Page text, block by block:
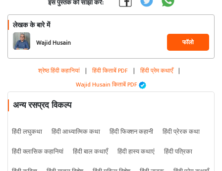
इस पुस्तक को साझा करें:
लेखक के बारे में
Wajid Husain फॉलो
श्रेष्ठ हिंदी कहानियां | हिंदी किताबें PDF | हिंदी प्रेम कथाएँ |
Wajid Husain किताबें PDF
अन्य रसप्रद विकल्प
हिंदी लघुकथा हिंदी आध्यात्मिक कथा हिंदी फिक्शन कहानी
हिंदी प्रेरक कथा
हिंदी क्लासिक कहानियां
हिंदी बाल कथाएँ हिंदी हास्य कथाएं
हिंदी पत्रिका